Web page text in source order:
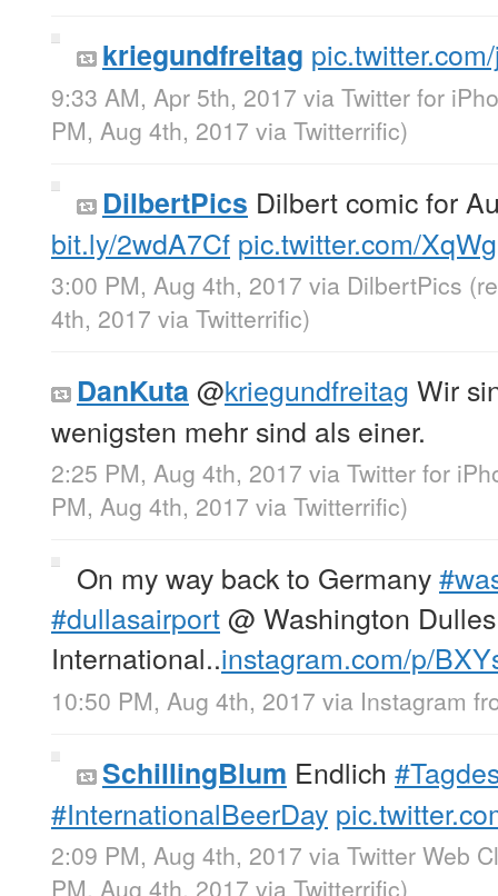
kriegundfreitag
9:33 AM, Apr 5th, 2017 via Twitter for
PM, Aug 4th, 2017 via Twitterrific)
DilbertPics Dilbert comic for
bit.ly/2wdA7Cf pic.twitter.com/
3:00 PM, Aug 4th, 2017 via DilbertPics
4th, 2017 via Twitterrific)
DanKuta @kriegundfreitag Wir
wenigsten mehr sind als einer.
2:25 PM, Aug 4th, 2017 via Twitter for
PM, Aug 4th, 2017 via Twitterrific)
On my way back to Germany
#dullasairport@ Washington Dulles
International..instagram.com/p/
10:50 PM, Aug 4th, 2017 via Instagram
SchillingBlum Endlich
#InternationalBeerDay
2:09 PM, Aug 4th, 2017 via Twitter Web
PM, Aug 4th, 2017 via Twitterrific)